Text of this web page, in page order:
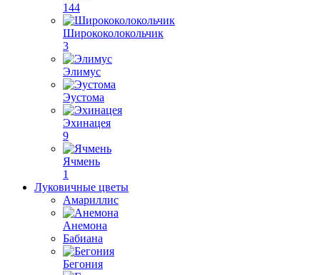
144
Ширококолокольчик
3
Элимус
Эустома
Эхинацея
9
Ячмень
1
Луковичные цветы
Амариллис
Анемона
Бабиана
Бегония